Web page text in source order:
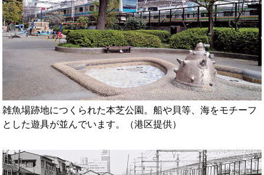
雑魚場跡地につくられた本芝公園。船や貝等、海をモチーフ
とした遊具が並んでいます。（港区提供）